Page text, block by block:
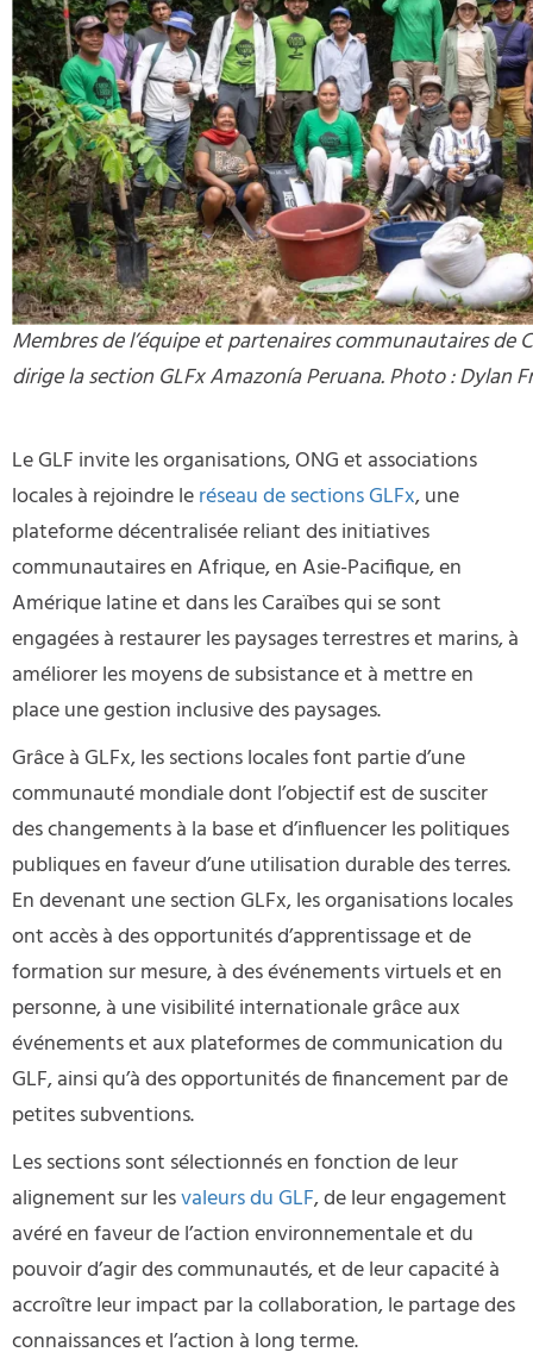
Membres de l’équipe et partenaires communautaires de
dirige la section GLFx Amazonía Peruana. Photo : Dylan
Le GLF invite les organisations, ONG et associations
locales à rejoindre leréseau de sections GLFx, une
plateforme décentralisée reliant des initiatives
communautaires en Afrique, en Asie-Pacifique, en
Amérique latine et dans les Caraïbes qui se sont
engagées à restaurer les paysages terrestres et marins, à
améliorer les moyens de subsistance et à mettre en
place une gestion inclusive des paysages.
Grâce à GLFx, les sections locales font partie d’une
communauté mondiale dont l’objectif est de susciter
des changements à la base et d’influencer les politiques
publiques en faveur d’une utilisation durable des terres.
En devenant une section GLFx, les organisations locales
ont accès à des opportunités d’apprentissage et de
formation sur mesure, à des événements virtuels et en
personne, à une visibilité internationale grâce aux
événements et aux plateformes de communication du
GLF, ainsi qu’à des opportunités de financement par de
petites subventions.
Les sections sont sélectionnés en fonction de leur
alignement sur lesvaleurs du GLF, de leur engagement
avéré en faveur de l’action environnementale et du
pouvoir d’agir des communautés, et de leur capacité à
accroître leur impact par la collaboration, le partage des
connaissances et l’action à long terme.